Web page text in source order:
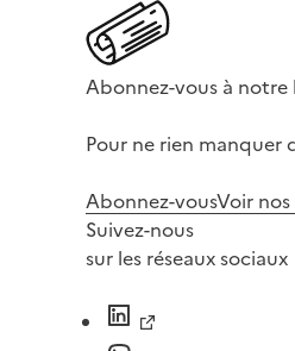
Abonnez-vous à
Pour ne rien manquer
Abonnez-vousVoir
Suivez-nous
sur les réseaux sociaux